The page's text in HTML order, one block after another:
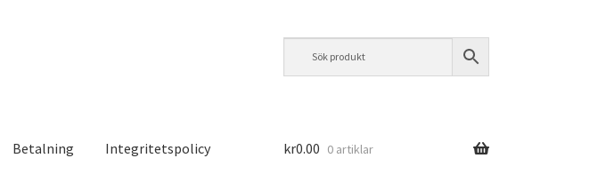
Betalning Integritetspolicy kr0.00 0 artiklar